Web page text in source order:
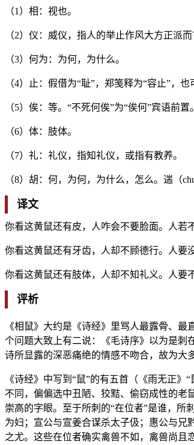
（1）相：视也。
（2）仪：威仪，指人的举止作风大方正派
（3）何为：为何，为什么。
（4）止：假借为“耻”，郑笺释为“容止”，也
（5）俟：等。“不死何俟”为“俟何”宾语前置。
（6）体：肢体。
（7）礼：礼仪，指知礼仪，或指有教养。
（8）胡：何，为何，为什么，怎么。遄（
译文
你看这黄鼠还有皮，人咋会不要脸面。人若
你看这黄鼠还有牙齿，人却不顾德行。人要
你看这黄鼠还有肢体，人却不知礼义。人要
评析
《相鼠》大约是《诗经》里骂人最露骨、
个问题大致上有二说：《毛诗序》以为是刺
诗所显露的深恶痛绝的情感不吻合，故为大
《诗经》中写到“鼠”的有五首（《雨无正
不同，偏偏选中丑陋、狡黠、偷窃成性的老
崇高的字眼。至于所刺的“在位者”是谁，
为妇；宣公与宣姜合谋杀太子伋；惠公与兄
之尤。这些在位者确实禽兽不如，禽兽尚且